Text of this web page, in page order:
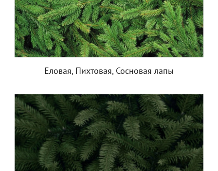
Еловая, Пихтовая, Сосновая лапы